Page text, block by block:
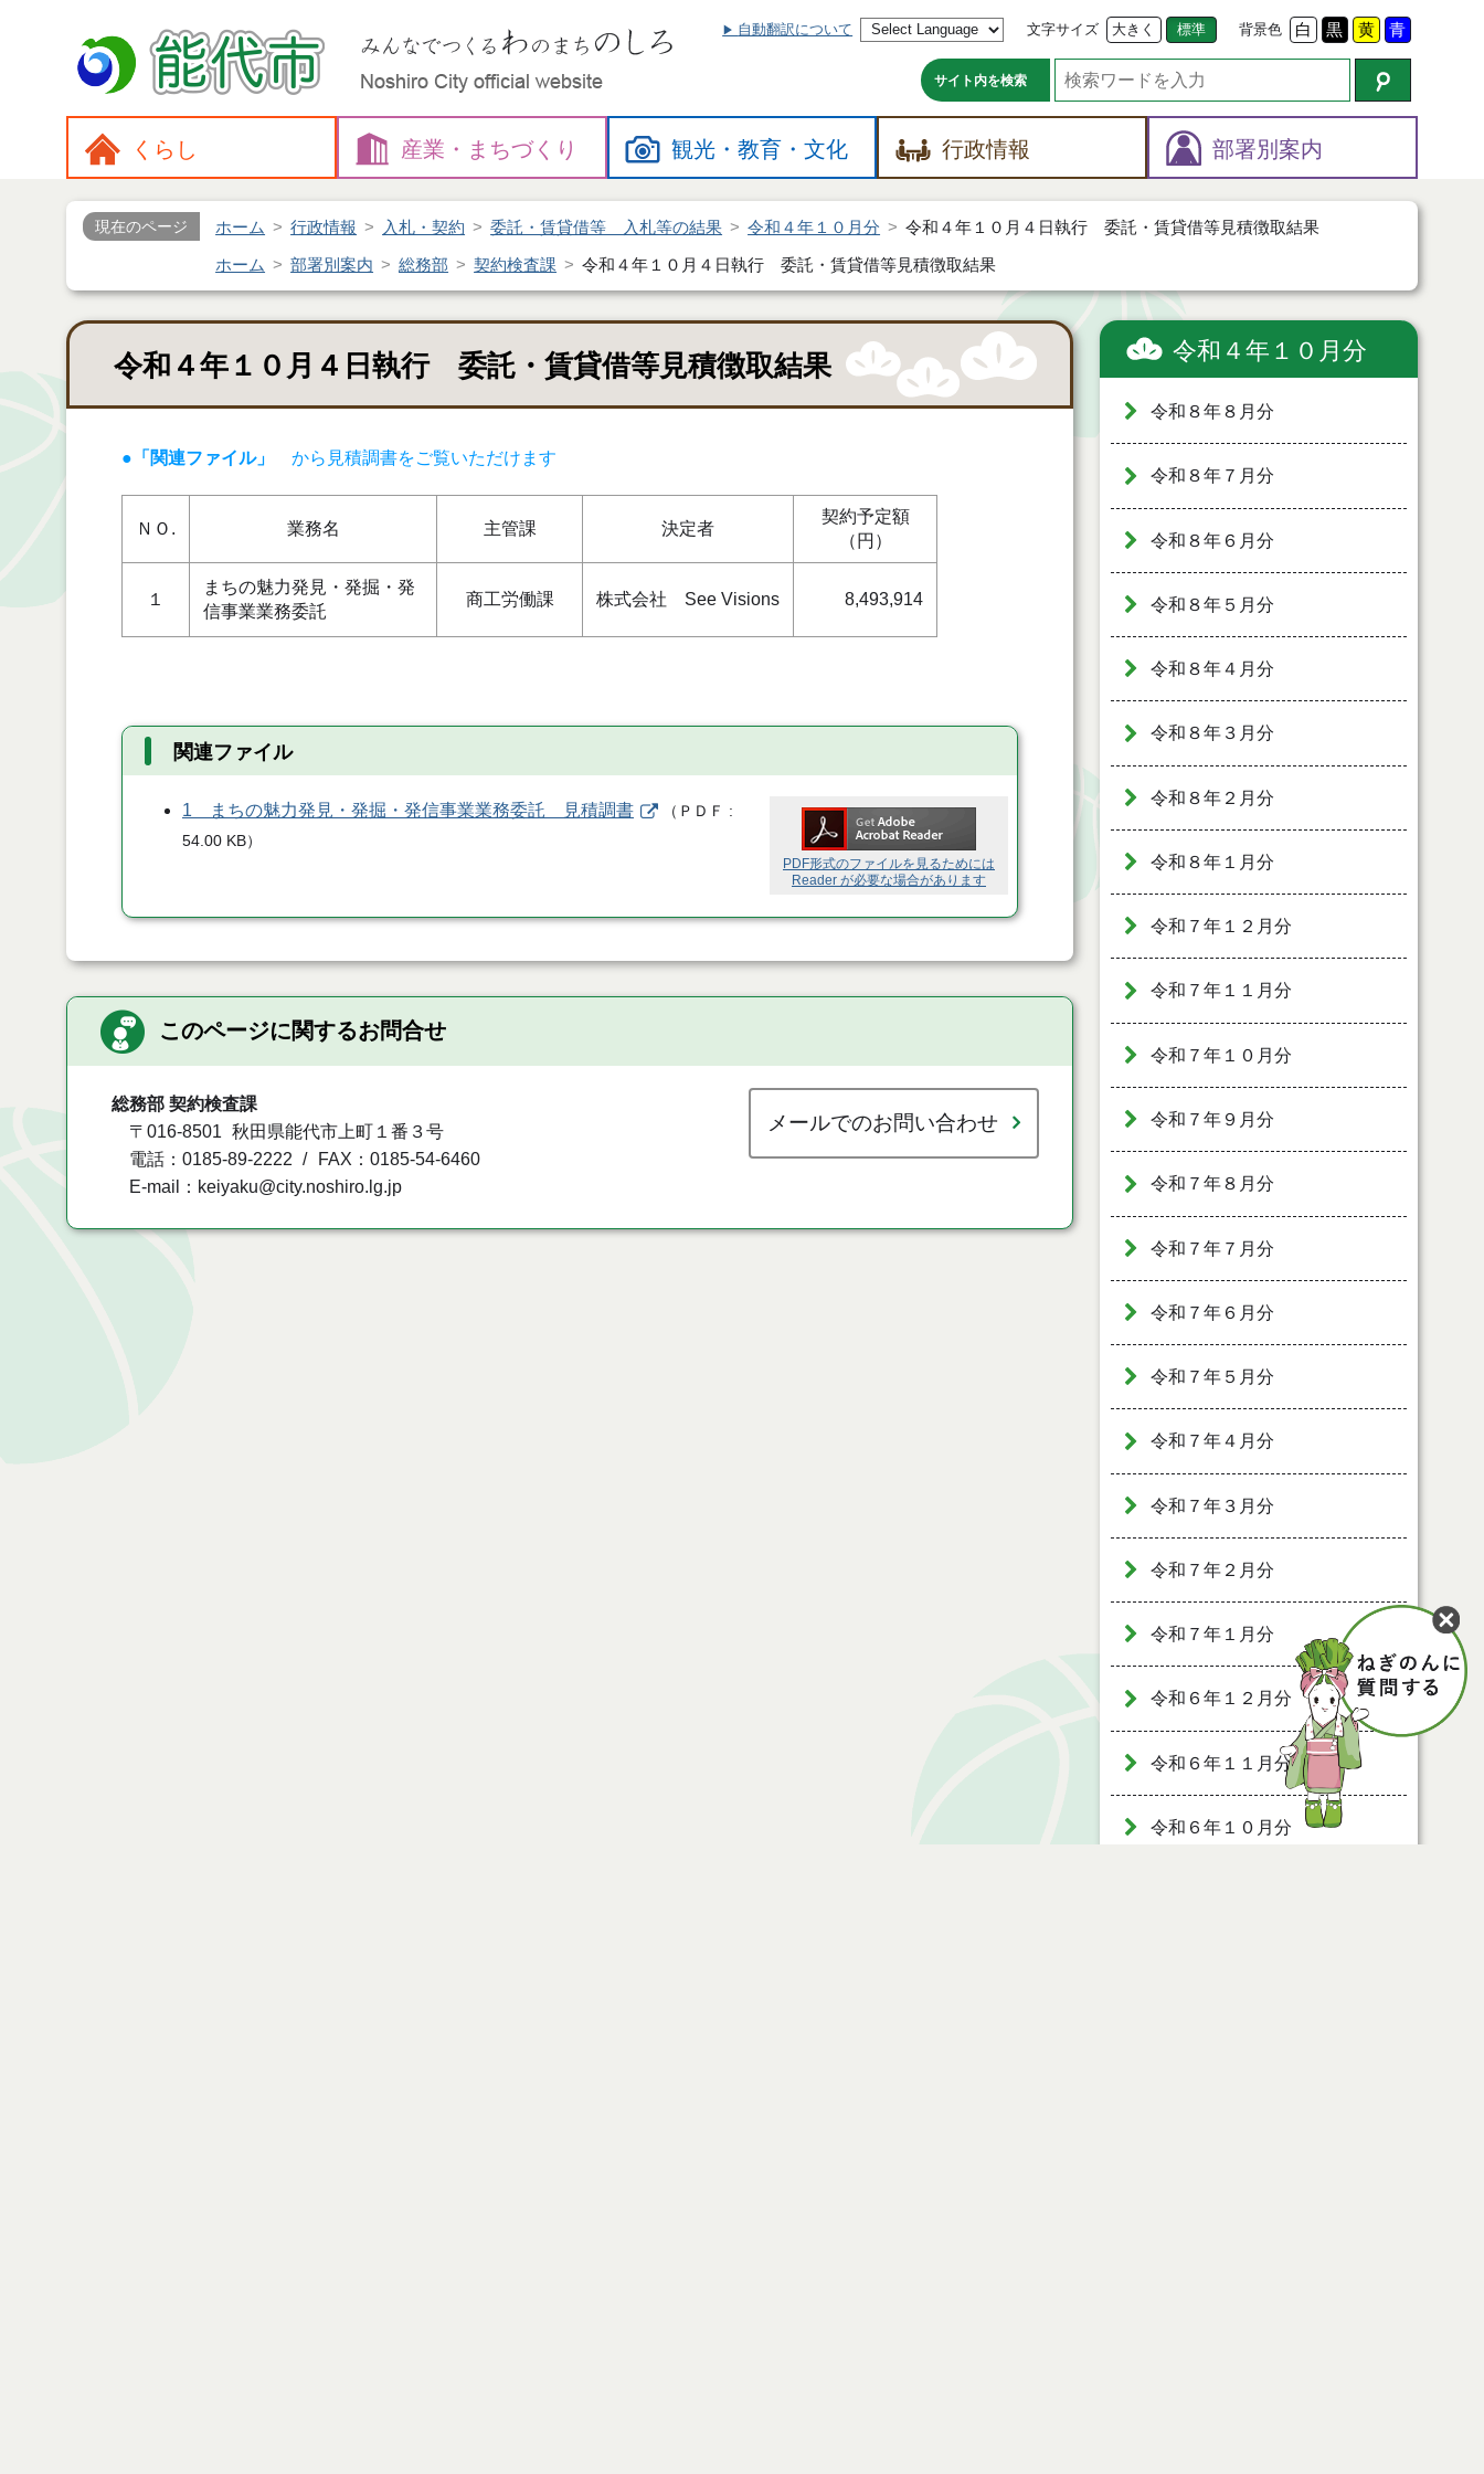
自動翻訳について 文字サイズ 大きく 標準 背景色 白 黒 黄 青
サイト内を検索
くらし 産業・ まちづくり 観光・教育・文化 行政情報 部署別案内
現在のページ ホーム 行政情報 入札・契約 委託・賃貸借等 入札等の結果 令和４年１０月分 令和４年１０月４日執行 委託・賃貸借等見積徴取結果
ホーム 部署別案内 総務部 契約検査課 令和４年１０月４日執行 委託・賃貸借等見積徴取結果
令和４年１０月４日執行 委託・賃貸借等見積徴取結果
●「関連ファイル」 から見積調書をご覧いただけます
ＮＯ. 業務名 主管課 決定者
契約予定額
（円）
１
まちの魅力発見・発掘・発
信事業業務委託
商工労働課 株式会社 See Visions 8,493,914
関連ファイル
PDF形式のファイルを見るためには
Reader が必要な場合があります
1 まちの魅力発見・発掘・発信事業業務委託 見積調書 （ ＰＤＦ
54.00 KB）
このページに関するお問合せ
総務部 契約検査課
〒016-8501 秋田県能代市上町１番３号
電話：0185-89-2222
FAX：0185-54-6460
E-mail：keiyaku@city.noshiro.lg.jp
メールでのお問い合わせ
令和４年１０月分
令和８年８月分
令和８年７月分
令和８年６月分
令和８年５月分
令和８年４月分
令和８年３月分
令和８年２月分
令和８年１月分
令和７年１２月分
令和７年１１月分
令和７年１０月分
令和７年９月分
令和７年８月分
令和７年７月分
令和７年６月分
令和７年５月分
令和７年４月分
令和７年３月分
令和７年２月分
令和７年１月分
令和６年１２月分
令和６年１１月分
令和６年１０月分